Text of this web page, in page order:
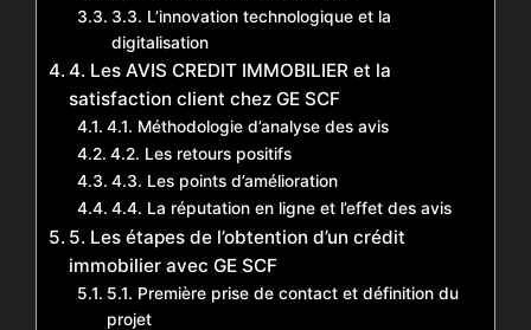
3.3. L’innovation technologique et la
digitalisation
4. Les AVIS CREDIT IMMOBILIER et la
satisfaction client chez GE SCF
4.1. Méthodologie d’analyse des avis
4.2. Les retours positifs
4.3. Les points d’amélioration
4.4. La réputation en ligne et l’effet des avis
5. Les étapes de l’obtention d’un crédit
immobilier avec GE SCF
5.1. Première prise de contact et définition du
projet